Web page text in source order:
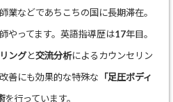
業などであちこちの国に長期滞在。
やってます。英語指導歴は17年目。
ングと交流分析によるカウンセリン
善にも効果的な特殊な 「足圧ボディ
を行っています。